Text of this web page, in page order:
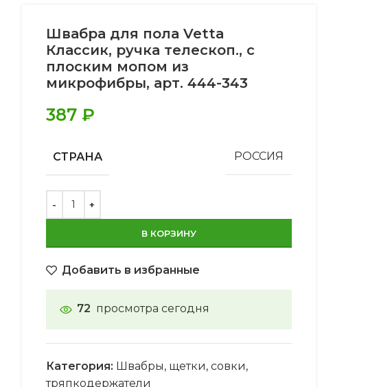
Швабра для пола Vetta
Классик, ручка телескоп., с
плоским мопом из
микрофибры, арт. 444-343
387 ₽
СТРАНА РОССИЯ
В КОРЗИНУ
Добавить в избранные
72 просмотра сегодня
Категория: Швабры, щетки, совки,
тряпкодержатели